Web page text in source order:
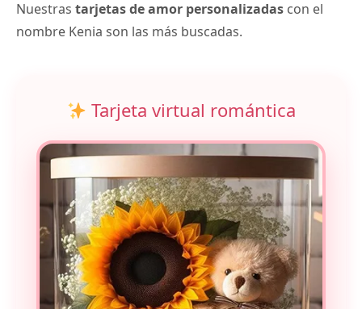
Nuestras tarjetas de amor personalizadas con el
nombre Kenia son las más buscadas.
Tarjeta virtual romántica